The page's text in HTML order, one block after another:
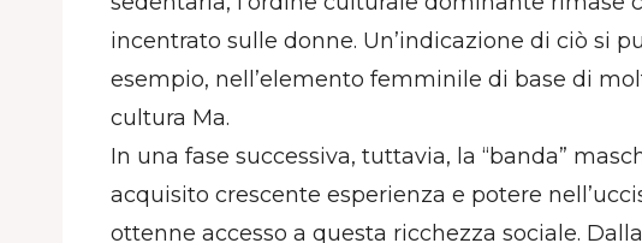
incentrato sulle donne. Un’indicazione di ciò si
esempio, nell’elemento femminile di base di
cultura Ma.
In una fase successiva, tuttavia, la “banda”
acquisito crescente esperienza e potere
ottenne accesso a questa ricchezza sociale.